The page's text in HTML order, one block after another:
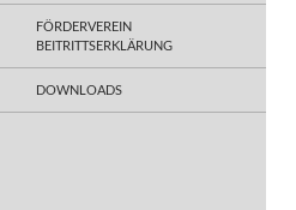
FÖRDERVEREIN
BEITRITTSERKLÄRUNG
DOWNLOADS